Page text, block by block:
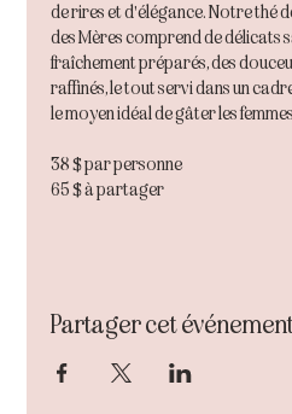
de rires et d'élégance. Notre thé
des Mères comprend de délicats
fraîchement préparés, des
raffinés, le tout servi dans un
le moyen idéal de gâter les
38 $ par personne
65 $ à partager
Partager cet